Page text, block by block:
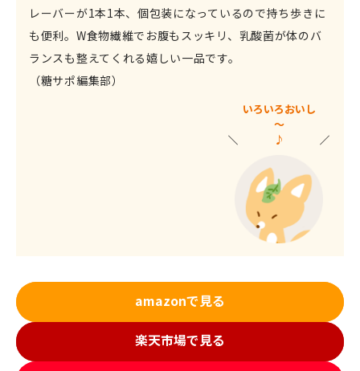
レーバーが1本1本、個包装になっているので持ち歩きに
も便利。W食物繊維でお腹もスッキリ、乳酸菌が体のバ
ランスも整えてくれる嬉しい一品です。
（糖サポ編集部）
いろいろおいし
～
♪
amazonで見る
楽天市場で見る